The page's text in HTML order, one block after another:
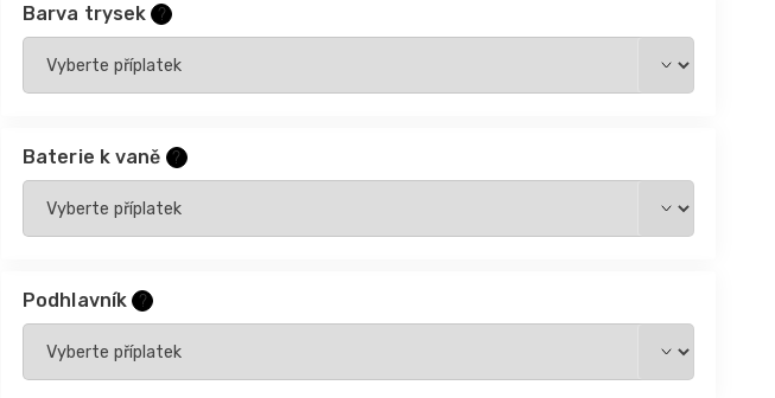
Barva trysek ?
Baterie k vaně ?
Podhlavník ?